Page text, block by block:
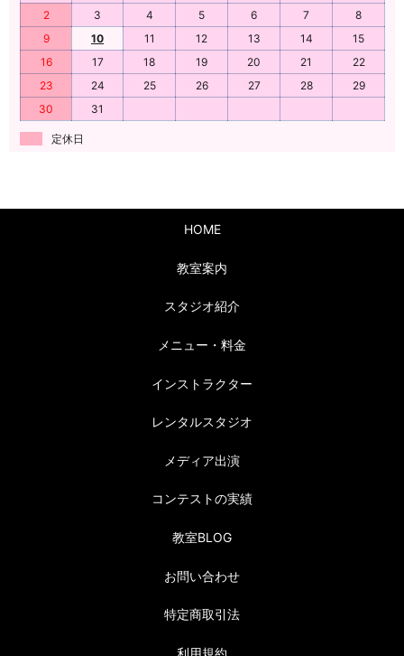
2
3 4 5 6 7
8
9
10 11 12 13 14
15
16
17 18 19 20 21
22
23
24 25 26 27 28
29
30
31
定休日
HOME
教室案内
スタジオ紹介
メニュー・料金
インストラクター
レンタルスタジオ
メディア出演
コンテストの実績
教室BLOG
お問い合わせ
特定商取引法
利用規約